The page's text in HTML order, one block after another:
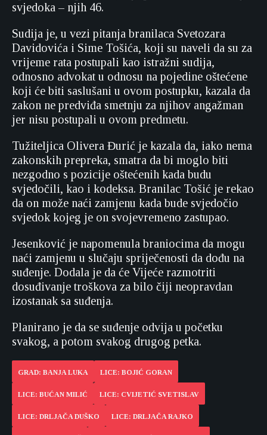
svjedoka – njih 46.
Sudija je, u vezi pitanja branilaca Svetozara
Davidovića i Sime Tošića, koji su naveli da su za
vrijeme rata postupali kao istražni sudija,
odnosno advokat u odnosu na pojedine oštećene
koji će biti saslušani u ovom postupku, kazala da
zakon ne predviđa smetnju za njihov angažman
jer nisu postupali u ovom predmetu.
Tužiteljica Olivera Đurić je kazala da, iako nema
zakonskih prepreka, smatra da bi moglo biti
nezgodno s pozicije oštećenih kada budu
svjedočili, kao i kodeksa. Branilac Tošić je rekao
da on može naći zamjenu kada bude svjedočio
svjedok kojeg je on svojevremeno zastupao.
Jesenković je napomenula braniocima da mogu
naći zamjenu u slučaju spriječenosti da dođu na
suđenje. Dodala je da će Vijeće razmotriti
dosuđivanje troškova za bilo čiji neopravdan
izostanak sa suđenja.
Planirano je da se suđenje odvija u početku
svakog, a potom svakog drugog petka.
GRAD: BANJA LUKA LICE: BOJIĆ GORAN
LICE: BUĆAN MILIĆ LICE: CVIJETIĆ SVETISLAV
LICE: DRLJAČA DUŠKO LICE: DRLJAČA RAJKO